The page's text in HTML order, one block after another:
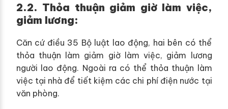
2.2. Thỏa thuận giảm giờ làm việc,
giảm lương:
Căn cứ điều 35 Bộ luật lao động, hai bên có thể
thỏa thuận làm giảm giờ làm việc, giảm lương
người lao động. Ngoài ra có thể thỏa thuận làm
việc tại nhà để tiết kiệm các chi phí điện nước tại
văn phòng.